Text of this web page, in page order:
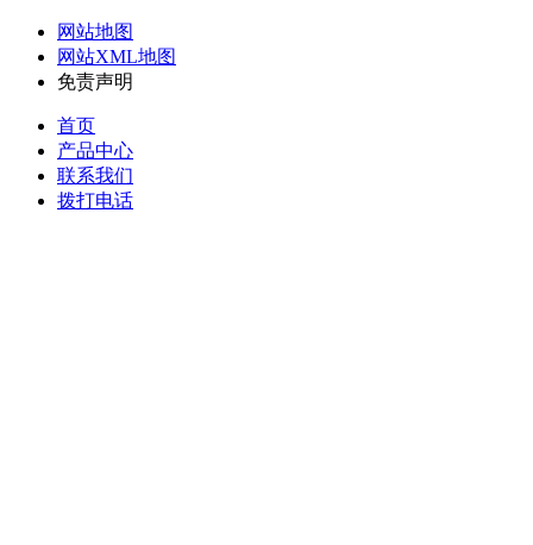
网站地图
网站XML地图
免责声明
首页
产品中心
联系我们
拨打电话